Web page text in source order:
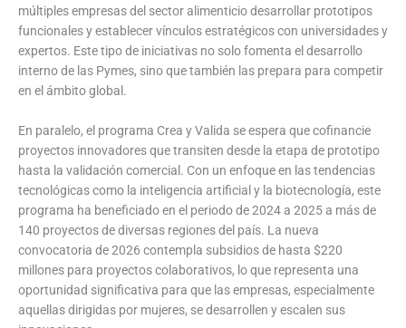
múltiples empresas del sector alimenticio desarrollar prototipos
funcionales y establecer vínculos estratégicos con universidades y
expertos. Este tipo de iniciativas no solo fomenta el desarrollo
interno de las Pymes, sino que también las prepara para competir
en el ámbito global.
En paralelo, el programa Crea y Valida se espera que cofinancie
proyectos innovadores que transiten desde la etapa de prototipo
hasta la validación comercial. Con un enfoque en las tendencias
tecnológicas como la inteligencia artificial y la biotecnología, este
programa ha beneficiado en el periodo de 2024 a 2025 a más de
140 proyectos de diversas regiones del país. La nueva
convocatoria de 2026 contempla subsidios de hasta $220
millones para proyectos colaborativos, lo que representa una
oportunidad significativa para que las empresas, especialmente
aquellas dirigidas por mujeres, se desarrollen y escalen sus